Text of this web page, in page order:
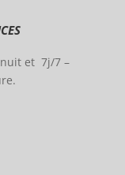
nuit et 7j/7 –